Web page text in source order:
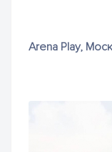
Arena Play,